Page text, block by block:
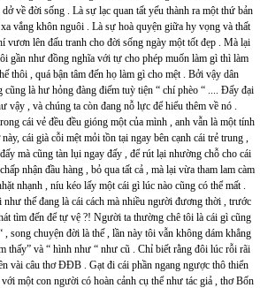
về đời sống . Là sự lạc quan tất yếu thành ra một thứ bản
vắng khôn nguôi . Là sự hoà quyện giữa hy vọng và thất
vươn lên đấu tranh cho đời sống ngày một tốt đẹp . Mà lại
gần như đồng nghĩa với tự cho phép muốn làm gì thì làm
thôi , quá bận tâm đến họ làm gì cho mệt . Bởi vậy dân
là hư hỏng đàng điếm tuỳ tiện “ chí phèo “ .... Đấy đại
vậy , và chúng ta còn đang nỗ lực để hiểu thêm về nó .
cái vẻ đều đều gióng một của mình , anh vẫn là một tính
cái già cỗi mệt mỏi tồn tại ngay bên cạnh cái trẻ trung ,
mà cũng tàn lụi ngay đấy , để rút lại nhường chỗ cho cái
nhận đầu hàng , bỏ qua tất cả , mà lại vừa tham lam càm
nhạnh , níu kéo lấy một cái gì lúc nào cũng có thể mất .
thế đang là cái cách mà nhiều người đương thời , trước
tìm đến để tự vệ ?! Người ta thường chê tôi là cái gì cũng
, song chuyện đời là thế , lần này tôi vẫn không dám khẳng
thấy” và “ hình như “ như cũ . Chỉ biết rằng đôi lúc rỗi rãi
vài câu thơ ĐĐB . Gạt đi cái phần ngang ngược thô thiển
một con người có hoàn cảnh cụ thể như tác giả , thơ Bốn